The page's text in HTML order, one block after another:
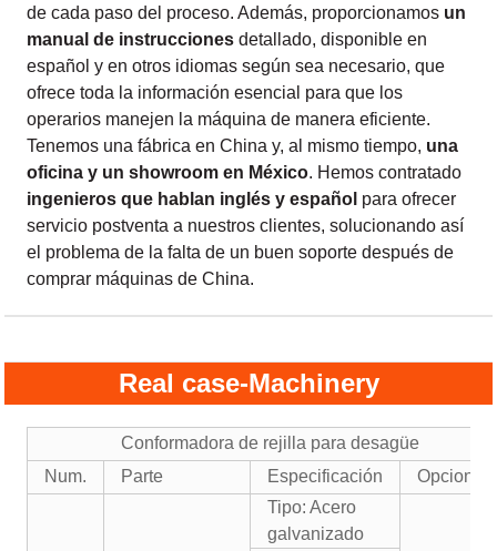
de cada paso del proceso. Además, proporcionamos un
manual de instrucciones detallado, disponible en
español y en otros idiomas según sea necesario, que
ofrece toda la información esencial para que los
operarios manejen la máquina de manera eficiente.
Tenemos una fábrica en China y, al mismo tiempo, una
oficina y un showroom en México. Hemos contratado
ingenieros que hablan inglés y español para ofrecer
servicio postventa a nuestros clientes, solucionando así
el problema de la falta de un buen soporte después de
comprar máquinas de China.
Real case-Machinery
Conformadora de rejilla para desagüe
Num.
Parte Especificación Opcional
Tipo: Acero
galvanizado